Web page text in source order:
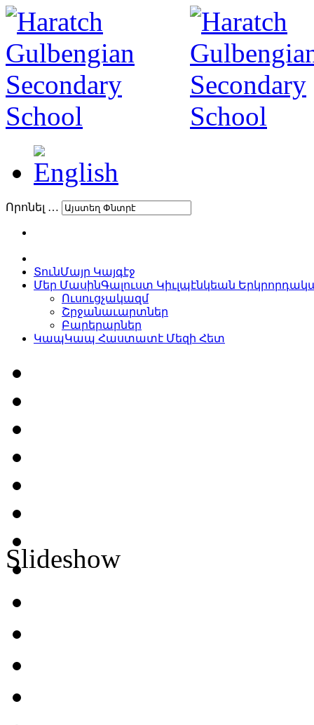
Որոնել …
ՏունՄայր Կայգէջ
Մեր ՄասինԳալուստ Կիւլպէնկեան
Ուսուցչակազմ
Շրջանաւարտներ
Բարերարներ
ԿապԿապ Հաստատէ Մեզի Հետ
Slideshow